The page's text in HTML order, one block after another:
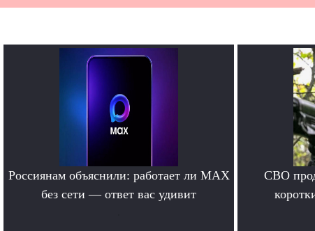
Россиянам объяснили: работает ли MAX
без сети — ответ вас удивит
СВО